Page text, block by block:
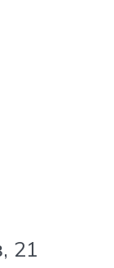
21